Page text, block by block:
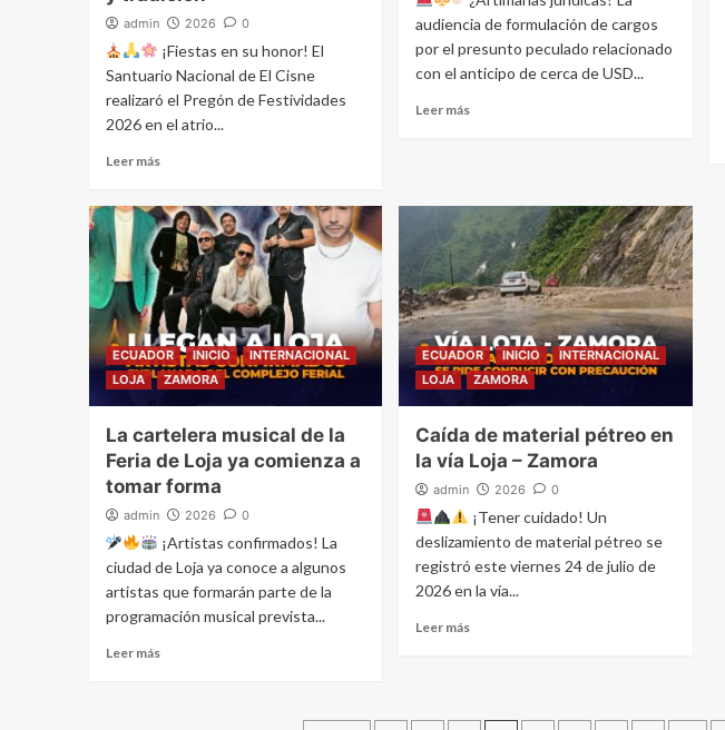
admin 2026 0
¡Fiestas en su honor! El
Santuario Nacional de El Cisne
realizaró el Pregón de Festividades
2026 en el atrio...
Leer más
audiencia de formulación de cargos
por el presunto peculado relacionado
con el anticipo de cerca de USD...
Leer más
ECUADOR INICIO
INTERNACIONAL
LOJA
ZAMORA
La cartelera musical de la
Feria de Loja ya comienza a
tomar forma
admin 2026 0
¡Artistas confirmados! La
ciudad de Loja ya conoce a algunos
artistas que formarán parte de la
programación musical prevista...
Leer más
ECUADOR INICIO
INTERNACIONAL
LOJA
ZAMORA
Caída de material pétreo en
la vía Loja – Zamora
admin 2026 0
¡Tener cuidado! Un
deslizamiento de material pétreo se
registró este viernes 24 de julio de
2026 en la vía...
Leer más